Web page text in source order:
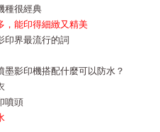
種很經典
，能印得細緻又精美
印界最流行的詞
墨影印機搭配什麼可以防水？
噴頭